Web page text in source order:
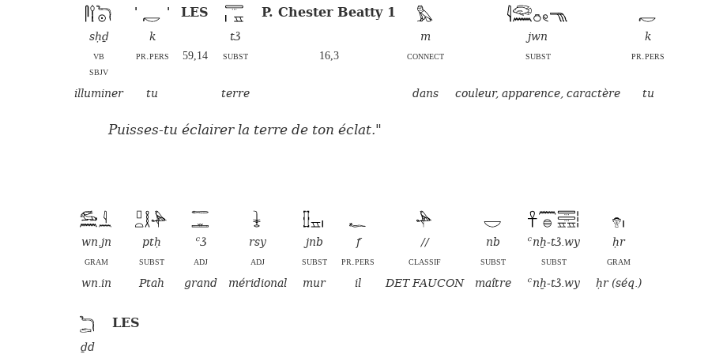
' ' LES P. Chester Beatty 1
sḥḏ k tꜣ m jwn k
vb
sbjv
pr.pers 59,14 subst 16,3 connect subst pr.pers
illuminer tu terre dans couleur, apparence, caractère tu
Puisses-tu éclairer la terre de ton éclat."
wn.jn ptḥ ꜥꜣ rsy jnb f // nb ꜥnḫ-tꜣ.wy ḥr
gram subst adj adj subst pr.pers classif subst subst gram
wn.in Ptah grand méridional mur il DET FAUCON maître ꜥnḫ-tꜣ.wy ḥr (séq.)
LES
ḏd